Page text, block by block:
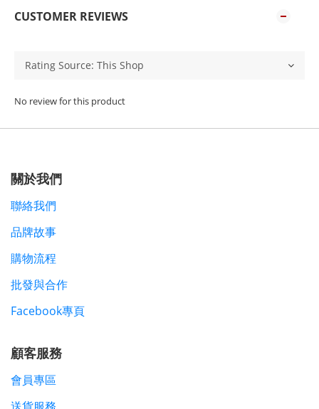
CUSTOMER REVIEWS
No review for this product
關於我們
聯絡我們
品牌故事
購物流程
批發與合作
Facebook專頁
顧客服務
會員專區